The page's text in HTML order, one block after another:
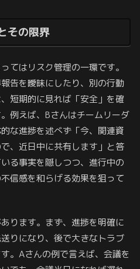
その限界
てはリスク管理の一環です。
告を曖昧にしたり、別の行動
短期的に見れば「安全」を確
例えば、Bさんはチームリーダ
な進捗を述べず「今、関連資
、近日中に共有します」と答
る事実を隠しつつ、進行中の
信感を和らげる効果を狙って
ります。まず、進捗を明確に
りになり、後で大きなトラブ
。Aさんの例で言えば、会議を